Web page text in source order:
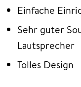
Einfache
Sehr guter
Lautsprecher
Tolles Design